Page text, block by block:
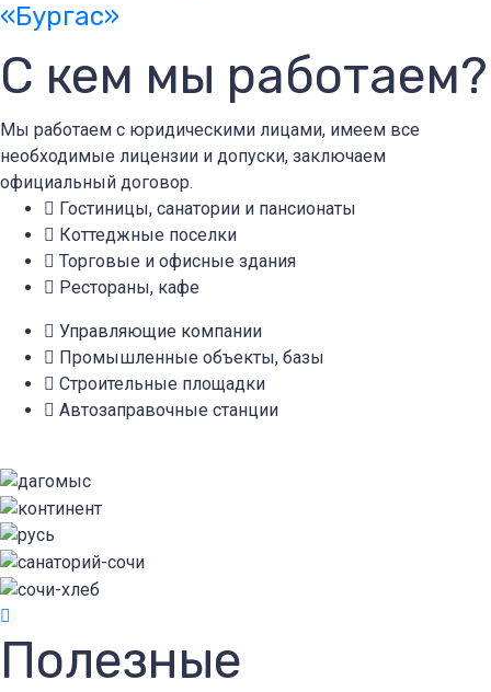
«Бургас»
С кем мы работаем?
Мы работаем с юридическими лицами, имеем все
необходимые лицензии и допуски, заключаем
официальный договор.
Гостиницы, санатории и пансионаты
Коттеджные поселки
Торговые и офисные здания
Рестораны, кафе
Управляющие компании
Промышленные объекты, базы
Строительные площадки
Автозаправочные станции
Полезные